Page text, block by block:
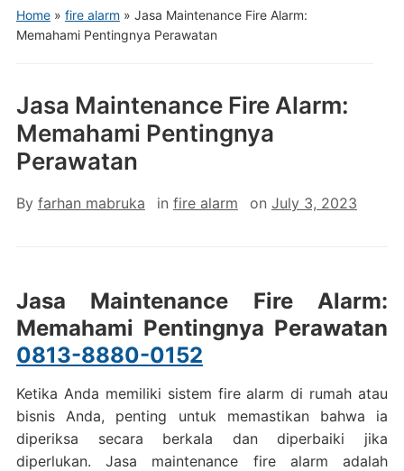
Home» fire alarm » Jasa Maintenance Fire Alarm:
Memahami Pentingnya Perawatan
Jasa Maintenance Fire Alarm:
Memahami Pentingnya
Perawatan
By farhan mabruka in fire alarm on July 3, 2023
Jasa Maintenance Fire Alarm:
Memahami Pentingnya Perawatan
0813-8880-0152
Ketika Anda memiliki sistem fire alarm di rumah atau
bisnis Anda, penting untuk memastikan bahwa ia
diperiksa secara berkala dan diperbaiki jika
diperlukan. Jasa maintenance fire alarm adalah